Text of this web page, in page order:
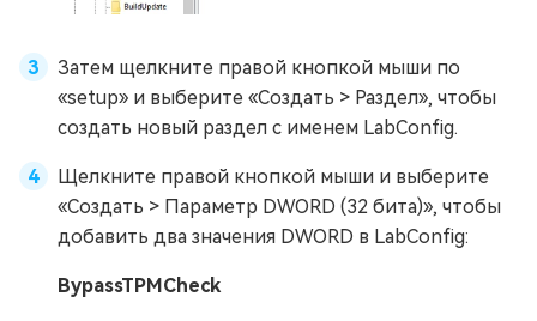
Затем щелкните правой кнопкой мыши по
«setup» и выберите «Создать > Раздел», чтобы
создать новый раздел с именем LabConfig.
Щелкните правой кнопкой мыши и выберите
«Создать > Параметр DWORD (32 бита)», чтобы
добавить два значения DWORD в LabConfig:
BypassTPMCheck